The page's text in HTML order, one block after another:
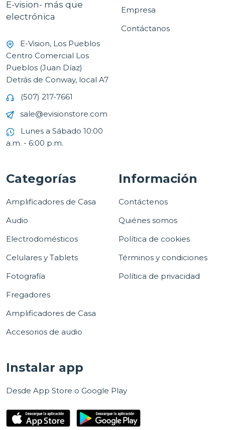
E-vision- más que
electrónica
E-Vision, Los Pueblos
Centro Comercial Los
Pueblos (Juan Díaz)
Detrás de Conway, local A7
(507) 217-7661
sale@evisionstore.com
Lunes a Sábado 10:00
a.m. - 6:00 p.m.
Empresa
Contáctanos
Categorías
Amplificadores de Casa
Audio
Electrodomésticos
Celulares y Tablets
Fotografía
Fregadores
Amplificadores de Casa
Accesorios de audio
Información
Contáctenos
Quiénes somos
Política de cookies
Términos y condiciones
Política de privacidad
Instalar app
Desde App Store o Google Play